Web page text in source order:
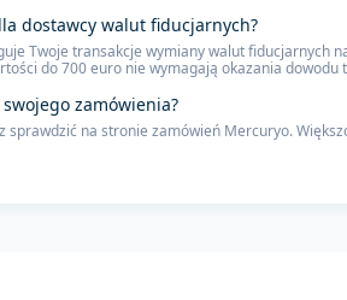
dostawcy walut fiducjarnych?
Twoje transakcje wymiany walut
do 700 euro nie wymagają okazania dowodu
zamówienia?
na stronie zamówień Mercuryo.